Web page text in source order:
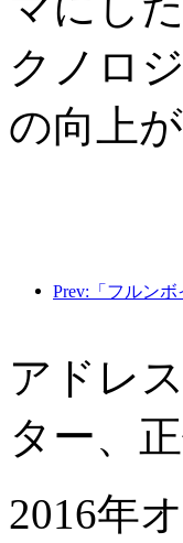
クノロ
の向上
アドレ
ター、
2016年